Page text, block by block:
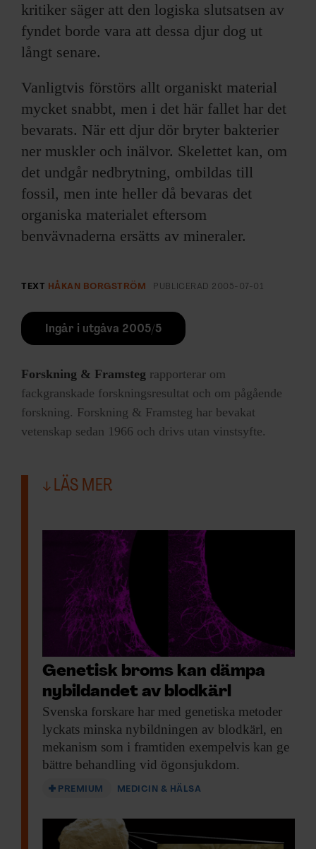
kritiker säger att den logiska slutsatsen av
fyndet borde vara att dessa djur dog ut
långt senare.
Vanligtvis förstörs allt organiskt material
mycket snabbt, men i det här fallet har det
bevarats. När ett djur dör bryter bakterier
ner muskler och inälvor. Skelettet kan, om
det undgår nedbrytning, ombildas till
fossil, men inte heller då bevaras det
organiska materialet eftersom
benvävnaderna ersätts av mineraler.
TEXT HÅKAN BORGSTRÖM PUBLICERAD 2005-07-01
Ingår i utgåva 2005/5
Forskning & Framsteg rapporterar om
fackgranskade forskningsresultat och om pågående
forskning. Forskning & Framsteg har bevakat
vetenskap sedan 1966 och drivs utan vinstsyfte.
LÄS MER
Genetisk broms kan dämpa
nybildandet av blodkärl
Svenska forskare har med genetiska metoder
lyckats minska nybildningen av blodkärl, en
mekanism som i framtiden exempelvis kan ge
bättre behandling vid ögonsjukdom.
PREMIUM MEDICIN & HÄLSA